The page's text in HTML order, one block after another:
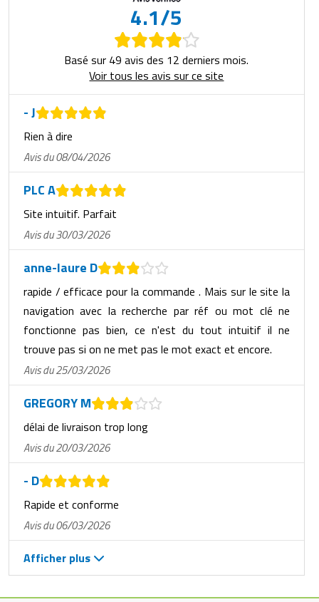
4.1/5
Basé sur 49 avis des 12 derniers mois.
Voir tous les avis sur ce site
- J
Rien à dire
Avis du 08/04/2026
PLC A
Site intuitif. Parfait
Avis du 30/03/2026
anne-laure D
rapide / efficace pour la commande . Mais sur le site la
navigation avec la recherche par réf ou mot clé ne
fonctionne pas bien, ce n'est du tout intuitif il ne
trouve pas si on ne met pas le mot exact et encore.
Avis du 25/03/2026
GREGORY M
délai de livraison trop long
Avis du 20/03/2026
- D
Rapide et conforme
Avis du 06/03/2026
Afficher plus